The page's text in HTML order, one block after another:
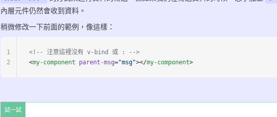
內層元件仍然會收到資料。
稍微修改一下前面的範例，像這樣：
<!-- 注意這裡沒有 v-bind 或 : -->
<my-component parent-msg="msg"></my-component>
1
2
試一試